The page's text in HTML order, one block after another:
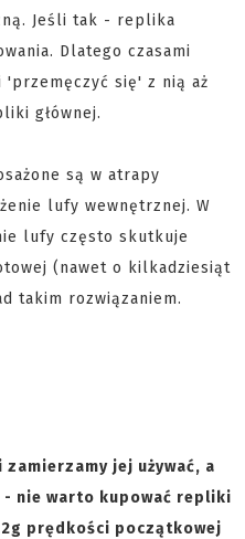
Jeśli tak - replika
Dlatego czasami
się' z nią aż
głównej.
są w atrapy
lufy wewnętrznej. W
lufy często skutkuje
(nawet o kilkadziesiąt
takim rozwiązaniem.
jej używać, a
nie warto kupować repliki
prędkości początkowej